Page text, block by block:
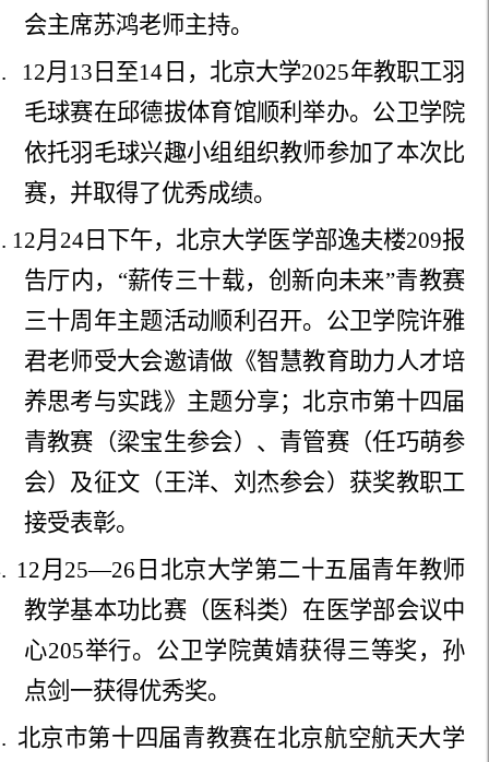
会主席苏鸿老师主持。
.
12月13日至14日，北京大学2025年教职工羽
毛球赛在邱德拔体育馆顺利举办。公卫学院
依托羽毛球兴趣小组组织教师参加了本次比
赛，并取得了优秀成绩。
. 12月24日下午，北京大学医学部逸夫楼209报
告厅内，“薪传三十载，创新向未来”青教赛
三十周年主题活动顺利召开。公卫学院许雅
君老师受大会邀请做《智慧教育助力人才培
养思考与实践》主题分享；北京市第十四届
青教赛（梁宝生参会）、青管赛（任巧萌参
会）及征文（王洋、刘杰参会）获奖教职工
接受表彰。
12月25—26日北京大学第二十五届青年教师
教学基本功比赛（医科类）在医学部会议中
心205举行。公卫学院黄婧获得三等奖，孙
点剑一获得优秀奖。
. 北京市第十四届青教赛在北京航空航天大学